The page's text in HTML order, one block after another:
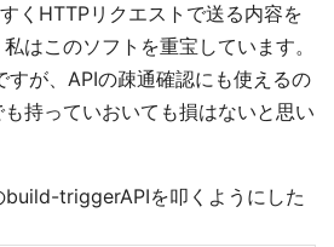
くHTTPリクエストで送る内容を
はこのソフトを重宝しています。
が、APIの疎通確認にも使えるの
持っていおいても損はないと思い
build-triggerAPIを叩くようにした